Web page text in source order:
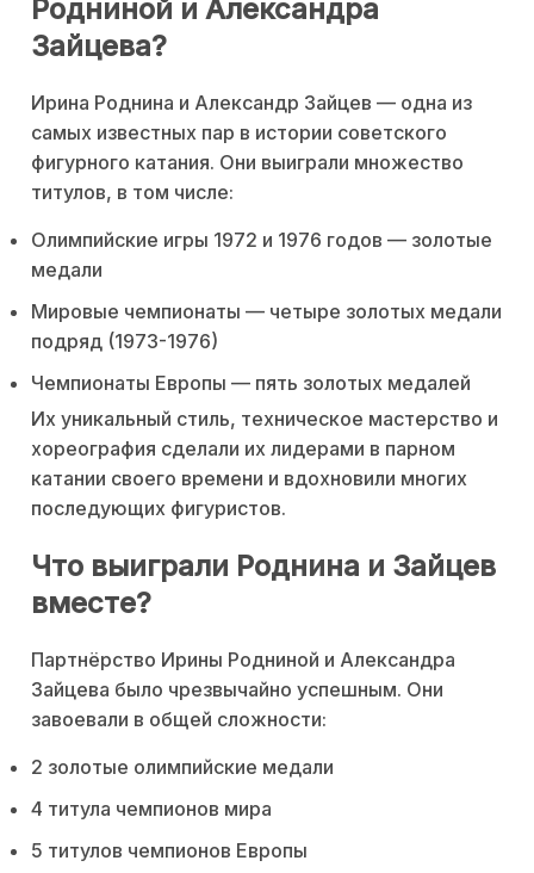
Родниной и Александра
Зайцева?
Ирина Роднина и Александр Зайцев — одна из
самых известных пар в истории советского
фигурного катания. Они выиграли множество
титулов, в том числе:
Олимпийские игры 1972 и 1976 годов — золотые
медали
Мировые чемпионаты — четыре золотых медали
подряд (1973-1976)
Чемпионаты Европы — пять золотых медалей
Их уникальный стиль, техническое мастерство и
хореография сделали их лидерами в парном
катании своего времени и вдохновили многих
последующих фигуристов.
Что выиграли Роднина и Зайцев
вместе?
Партнёрство Ирины Родниной и Александра
Зайцева было чрезвычайно успешным. Они
завоевали в общей сложности:
2 золотые олимпийские медали
4 титула чемпионов мира
5 титулов чемпионов Европы